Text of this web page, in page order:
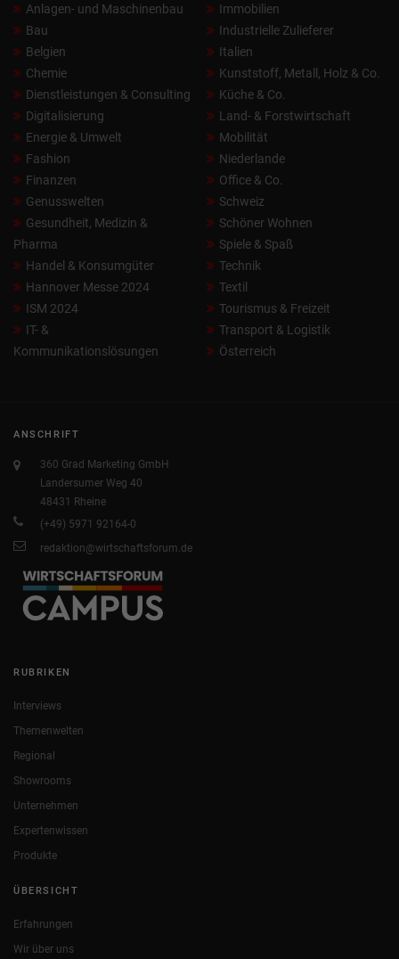
Anlagen- und Maschinenbau
Bau
Belgien
Chemie
Dienstleistungen & Consulting
Digitalisierung
Energie & Umwelt
Fashion
Finanzen
Genusswelten
Gesundheit, Medizin &
Pharma
Handel & Konsumgüter
Hannover Messe 2024
ISM 2024
IT- &
Kommunikationslösungen
Immobilien
Industrielle Zulieferer
Italien
Kunststoff, Metall, Holz & Co.
Küche & Co.
Land- & Forstwirtschaft
Mobilität
Niederlande
Office & Co.
Schweiz
Schöner Wohnen
Spiele & Spaß
Technik
Textil
Tourismus & Freizeit
Transport & Logistik
Österreich
ANSCHRIFT
360 Grad Marketing GmbH
Landersumer Weg 40
48431 Rheine
(+49) 5971 92164-0
redaktion@wirtschaftsforum.de
RUBRIKEN
Interviews
Themenwelten
Regional
Showrooms
Unternehmen
Expertenwissen
Produkte
ÜBERSICHT
Erfahrungen
Wir über uns